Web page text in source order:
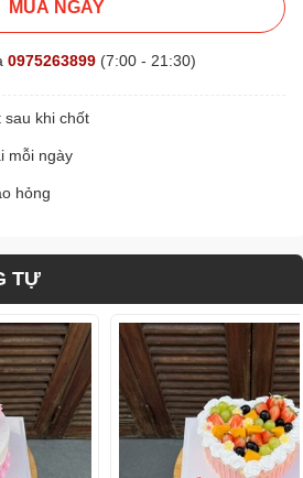
MUA NGAY
0975263899(7:00 - 21:30)
sau khi chốt
mỗi ngày
hỏng
TỰ